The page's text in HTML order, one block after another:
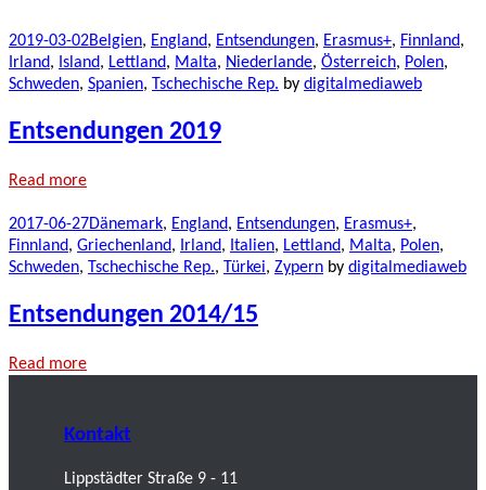
2019-03-02Belgien, England, Entsendungen, Erasmus+, Finnland,
Irland, Island, Lettland, Malta, Niederlande, Österreich, Polen,
Schweden, Spanien, Tschechische Rep. by digitalmediaweb
Entsendungen 2019
Read more
2017-06-27Dänemark, England, Entsendungen, Erasmus+,
Finnland, Griechenland, Irland, Italien, Lettland, Malta, Polen,
Schweden, Tschechische Rep., Türkei, Zypern by digitalmediaweb
Entsendungen 2014/15
Read more
Kontakt
Lippstädter Straße 9 - 11